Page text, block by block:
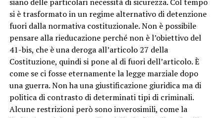
si è trasformato in un regime alternativo di detenzione
fuori dalla normativa costituzionale. Non è possibile
pensare alla rieducazione perché non è l’obiettivo del
41-bis, che è una deroga all’articolo 27 della
Costituzione, quindi si pone al di fuori dell’articolo. È
come se ci fosse eternamente la legge marziale dopo
una guerra. Non ha una giustificazione giuridica ma di
politica di contrasto di determinati tipi di criminali.
Alcune restrizioni però sono inverosimili, come la